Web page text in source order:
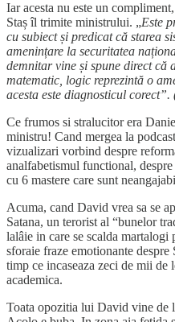
Iar acesta nu este un
Staș îl trimite ministrului. „Este
cu subiect și predicat că starea
amenințare la securitatea
demnitar vine și spune direct că
matematic, logic reprezintă o
acesta este diagnosticul
Ce frumos si stralucitor era
ministru! Cand mergea la
vizualizari vorbind despre
analfabetismul functional,
cu 6 mastere care sunt
Acuma, cand David vrea sa se
Satana, un terorist al “bunelor
lalâie in care se scalda
sforaie fraze emotionante
timp ce incaseaza zeci de mii de
academica.
Toata opozitia lui David vine de